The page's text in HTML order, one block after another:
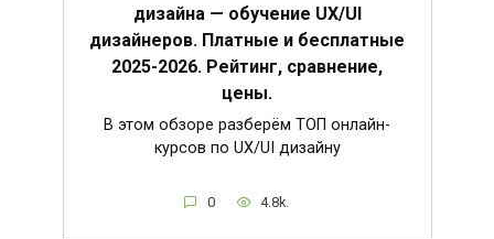
дизайна — обучение UX/UI
дизайнеров. Платные и бесплатные
2025-2026. Рейтинг, сравнение,
цены.
В этом обзоре разберём ТОП онлайн-
курсов по UX/UI дизайну
0 4.8k.